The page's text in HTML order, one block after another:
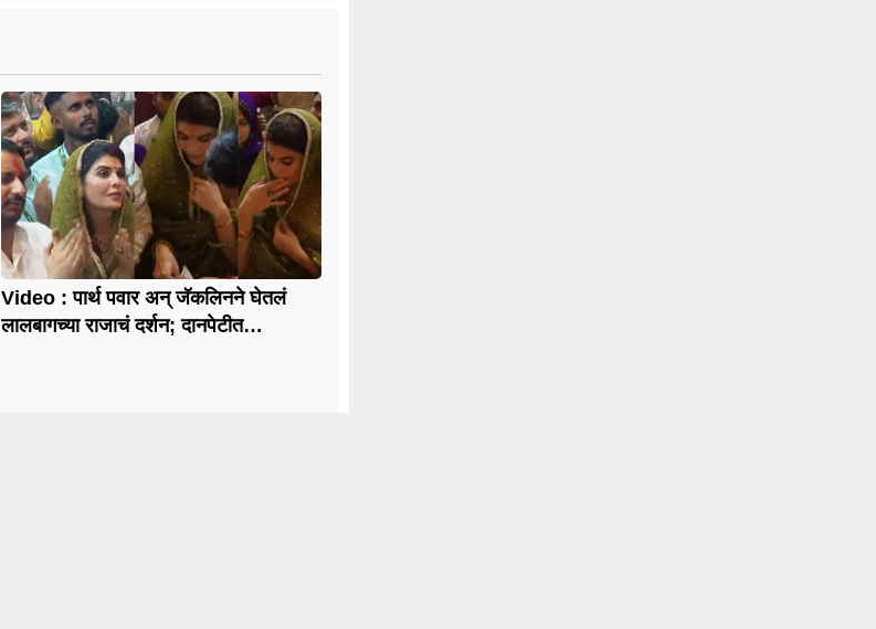
Video : पार्थ पवार अन् जॅकलिनने घेतलं
लालबागच्या राजाचं दर्शन; दानपेटीत